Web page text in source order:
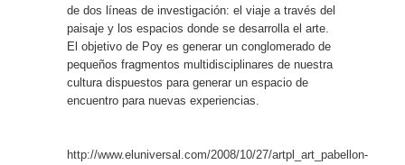
de dos líneas de investigación: el viaje a través del
paisaje y los espacios donde se desarrolla el arte.
El objetivo de Poy es generar un conglomerado de
pequeños fragmentos multidisciplinares de nuestra
cultura dispuestos para generar un espacio de
encuentro para nuevas experiencias.
http://www.eluniversal.com/2008/10/27/artpl_art_pabellon-